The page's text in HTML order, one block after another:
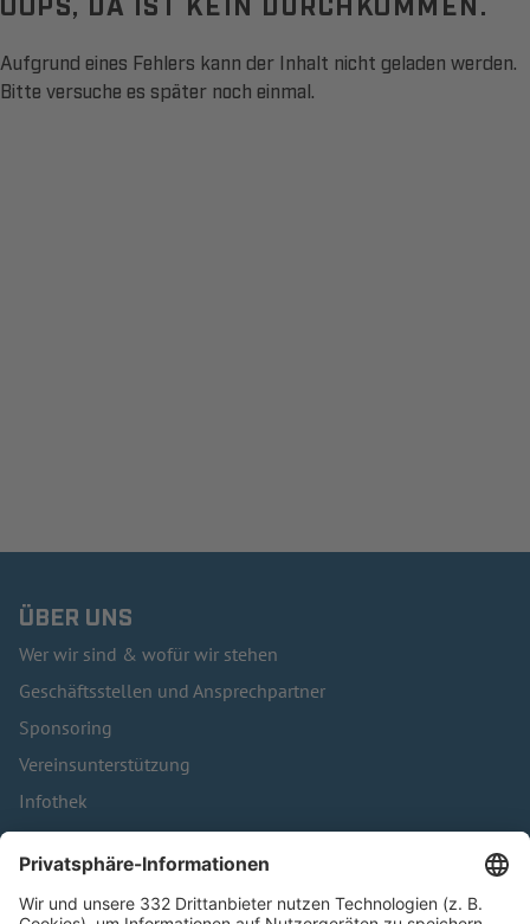
Aufgrund eines Fehlers kann der Inhalt nicht geladen werden.
Bitte versuche es später noch einmal.
ÜBER UNS
Wer wir sind & wofür wir stehen
Geschäftsstellen und Ansprechpartner
Sponsoring
Vereinsunterstützung
Infothek
Kontakt
HÄUFIG BESUCHTE SEITEN